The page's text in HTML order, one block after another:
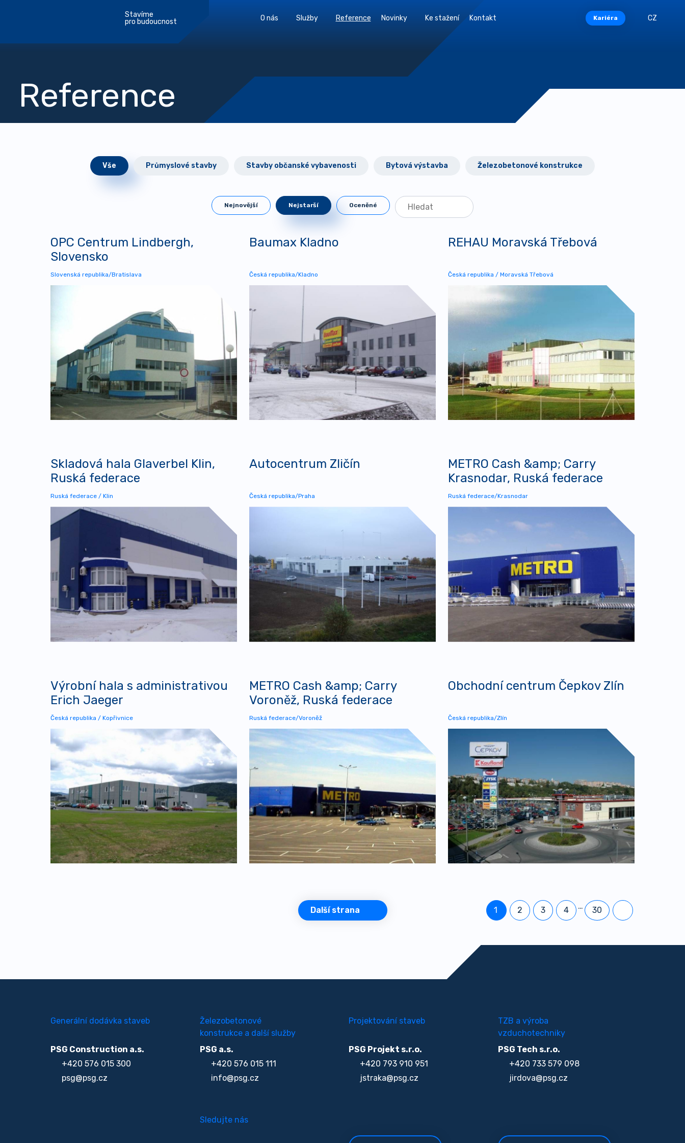
Stavíme
pro budoucnost
O nás Služby Reference Novinky Ke stažení Kontakt Kariéra CZ
Reference
Vše Průmyslové stavby Stavby občanské vybavenosti Bytová výstavba Železobetonové konstrukce
Nejnovější Nejstarší Oceněné
OPC Centrum Lindbergh,
Slovensko
Slovenská republika/Bratislava
Baumax Kladno
Česká republika/Kladno
REHAU Moravská Třebová
Česká republika / Moravská Třebová
Skladová hala Glaverbel Klin,
Ruská federace
Ruská federace / Klin
Autocentrum Zličín
Česká republika/Praha
METRO Cash &amp; Carry
Krasnodar, Ruská federace
Ruská federace/Krasnodar
Výrobní hala s administrativou
Erich Jaeger
Česká republika / Kopřivnice
METRO Cash &amp; Carry
Voroněž, Ruská federace
Ruská federace/Voroněž
Obchodní centrum Čepkov Zlín
Česká republika/Zlín
Další strana 1 2 3 4 … 30
Generální dodávka staveb
PSG Construction a.s.
+420 576 015 300
psg@psg.cz
Železobetonové
konstrukce a další služby
PSG a.s.
+420 576 015 111
info@psg.cz
Projektování staveb
PSG Projekt s.r.o.
+420 793 910 951
jstraka@psg.cz
TZB a výroba
vzduchotechniky
PSG Tech s.r.o.
+420 733 579 098
jirdova@psg.cz
Sledujte nás